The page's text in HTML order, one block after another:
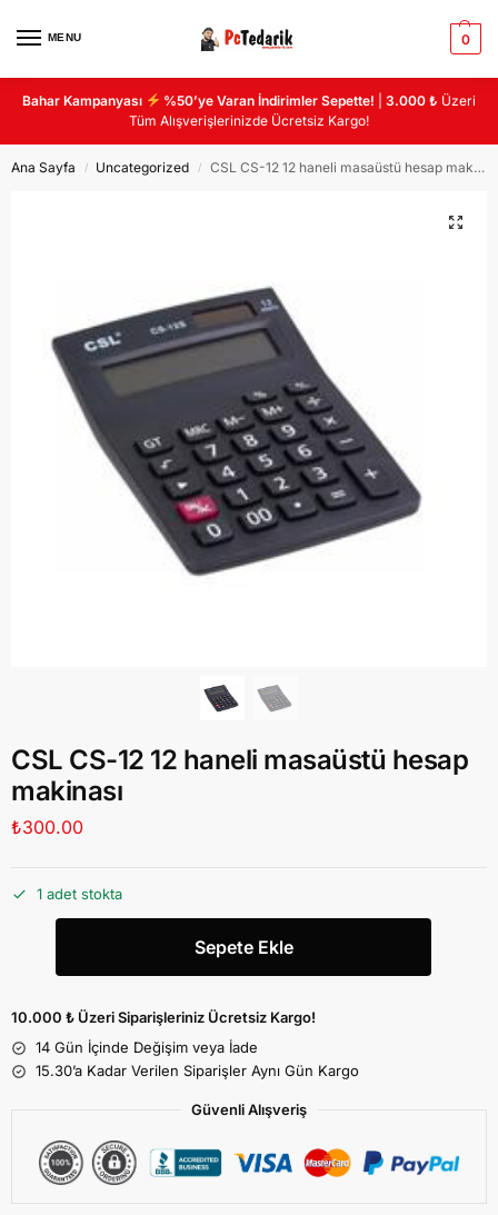
MENU 0
Bahar Kampanyası %50’ye Varan İndirimler Sepette! |3.000 ₺ Üzeri
Tüm Alışverişlerinizde Ücretsiz Kargo!
Ana Sayfa / Uncategorized / CSL CS-12 12 haneli masaüstü hesap makinası
CSL CS-12 12 haneli masaüstü hesap
makinası
₺300.00
1 adet stokta
Sepete Ekle
10.000 ₺ Üzeri Siparişleriniz Ücretsiz Kargo!
14 Gün İçinde Değişim veya İade
15.30’a Kadar Verilen Siparişler Aynı Gün Kargo
Güvenli Alışveriş